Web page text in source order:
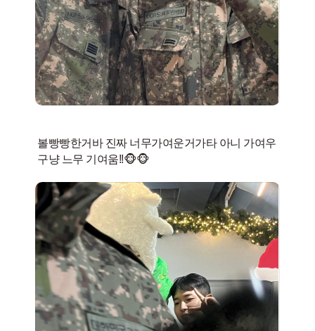
볼빵빵한거바 진짜 너무가여운거가타 아니 가여우